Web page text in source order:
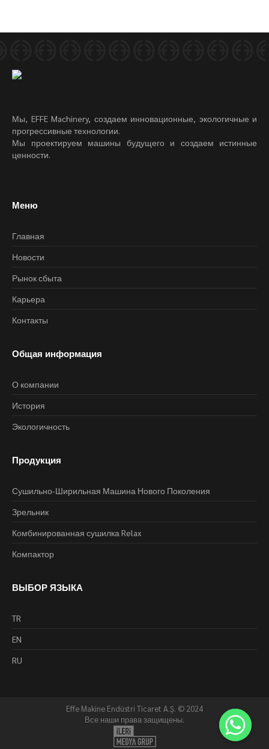
Мы, EFFE Machinery, создаем инновационные, экологичные и
прогрессивные технологии.
Мы проектируем машины будущего и создаем истинные
ценности.
Меню
Главная
Новости
Рынок сбыта
Карьера
Контакты
Общая информация
О компании
История
Экологичность
Продукция
Сушильно-Ширильная Машина Нового Поколения
Зрельник
Комбинированная сушилка Relax
Компактор
ВЫБОР ЯЗЫКА
TR
EN
RU
Effe Makine Endüstri Ticaret A.Ş. © 2024
Все наши права защищены.